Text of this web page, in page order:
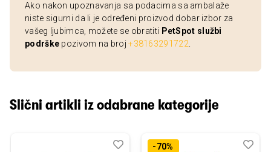
Ako nakon upoznavanja sa podacima sa ambalaže
niste sigurni da li je određeni proizvod dobar izbor za
vašeg ljubimca, možete se obratiti PetSpot službi
podrške pozivom na broj+38163291722
Slični artikli iz odabrane kategorije
Dodaj
Uporedi-70%